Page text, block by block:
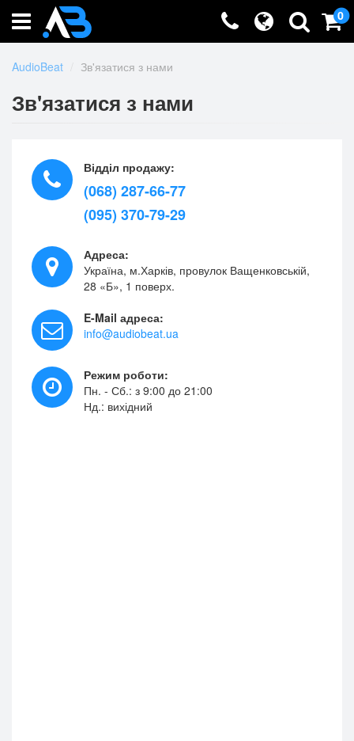
0
AudioBeat Зв'язатися з нами
Зв'язатися з нами
Відділ продажу:
(068) 287-66-77
(095) 370-79-29
Адреса:
Україна, м.Харків, провулок Ващенковській,
28 «Б», 1 поверх.
E-Mail адреса:
info@audiobeat.ua
Режим роботи:
Пн. - Сб.: з 9:00 до 21:00
Нд.: вихідний